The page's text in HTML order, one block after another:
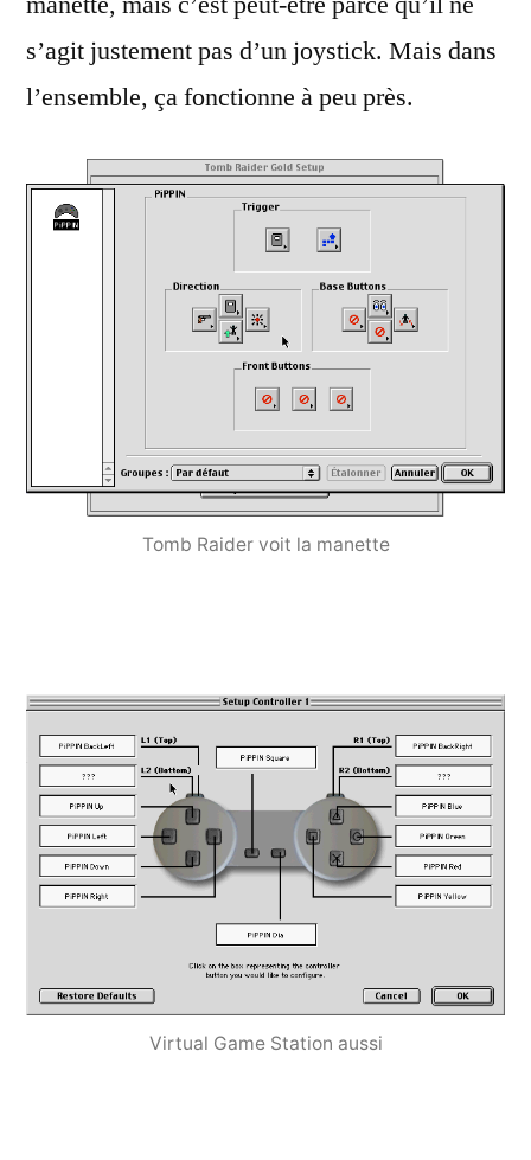
s’agit justement pas d’un joystick. Mais dans
l’ensemble, ça fonctionne à peu près.
Tomb Raider voit la manette
Virtual Game Station aussi